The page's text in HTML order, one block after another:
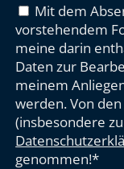
Mit dem
vorstehendem
meine darin
Daten zur
meinem
werden. Von
(insbesondere
genommen!*